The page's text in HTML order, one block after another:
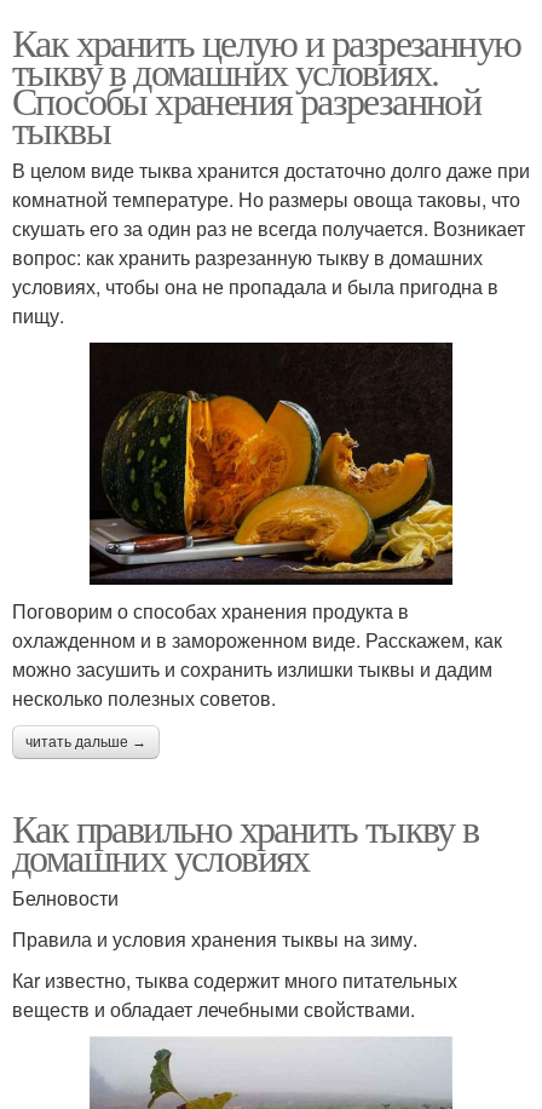
Как хранить целую и разрезанную
тыкву в домашних условиях.
Способы хранения разрезанной
тыквы
В целом виде тыква хранится достаточно долго даже при
комнатной температуре. Но размеры овоща таковы, что
скушать его за один раз не всегда получается. Возникает
вопрос: как хранить разрезанную тыкву в домашних
условиях, чтобы она не пропадала и была пригодна в
пищу.
Поговорим о способах хранения продукта в
охлажденном и в замороженном виде. Расскажем, как
можно засушить и сохранить излишки тыквы и дадим
несколько полезных советов.
читать дальше →
Как правильно хранить тыкву в
домашних условиях
Белновости
Правила и условия хранения тыквы на зиму.
Каr известно, тыква содержит много питательных
веществ и обладает лечебными свойствами.